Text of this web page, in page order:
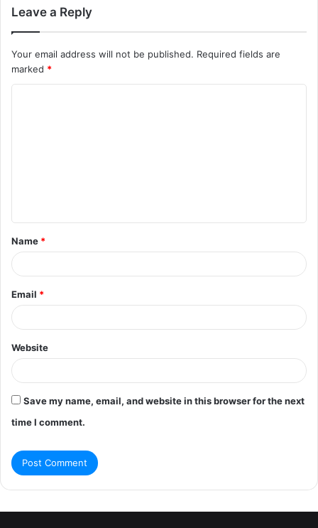
Leave a Reply
Your email address will not be published. Required fields are
marked *
t
*
Name *
Email *
Website
Save my name, email, and website in this browser for the next
time I comment.